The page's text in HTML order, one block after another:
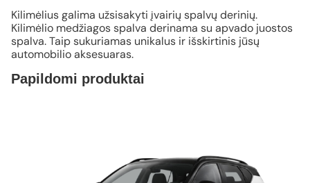
Kilimėlius galima užsisakyti įvairių spalvų derinių.
Kilimėlio medžiagos spalva derinama su apvado juostos
spalva. Taip sukuriamas unikalus ir išskirtinis jūsų
automobilio aksesuaras.
Papildomi produktai